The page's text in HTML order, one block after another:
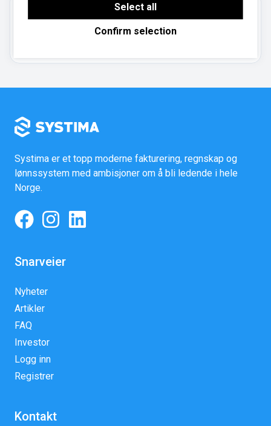
Om regnskapsbyrået
software to enable features such as Google
Maps.
Select all
Confirm selection
Systima er et topp moderne fakturering, regnskap og
lønnssystem med ambisjoner om å bli ledende i hele
Norge.
Snarveier
Nyheter
Artikler
FAQ
Investor
Logg inn
Registrer
Kontakt